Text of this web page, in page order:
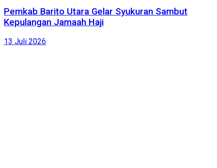
Pemkab Barito Utara Gelar Syukuran Sambut
Kepulangan Jamaah Haji
13 Juli 2026